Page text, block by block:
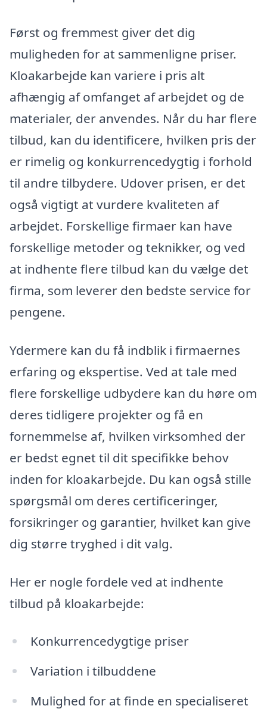
Først og fremmest giver det dig
muligheden for at sammenligne priser.
Kloakarbejde kan variere i pris alt
afhængig af omfanget af arbejdet og de
materialer, der anvendes. Når du har flere
tilbud, kan du identificere, hvilken pris der
er rimelig og konkurrencedygtig i forhold
til andre tilbydere. Udover prisen, er det
også vigtigt at vurdere kvaliteten af
arbejdet. Forskellige firmaer kan have
forskellige metoder og teknikker, og ved
at indhente flere tilbud kan du vælge det
firma, som leverer den bedste service for
pengene.
Ydermere kan du få indblik i firmaernes
erfaring og ekspertise. Ved at tale med
flere forskellige udbydere kan du høre om
deres tidligere projekter og få en
fornemmelse af, hvilken virksomhed der
er bedst egnet til dit specifikke behov
inden for kloakarbejde. Du kan også stille
spørgsmål om deres certificeringer,
forsikringer og garantier, hvilket kan give
dig større tryghed i dit valg.
Her er nogle fordele ved at indhente
tilbud på kloakarbejde:
Konkurrencedygtige priser
Variation i tilbuddene
Mulighed for at finde en specialiseret